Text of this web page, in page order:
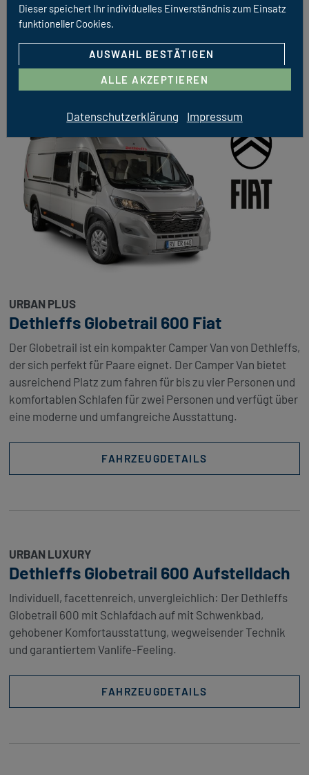
FAHRZEUGDETAILS
URBAN PLUS
Dethleffs Globetrail 600 Fiat
Der Globetrail ist ein kompakter Camper Van von Dethleffs,
der sich perfekt für Paare eignet. Der Camper Van bietet
ausreichend Platz zum fahren für bis zu vier Personen und
komfortablen Schlafen für zwei Personen und verfügt über
eine moderne und umfangreiche Ausstattung.
FAHRZEUGDETAILS
URBAN LUXURY
Dethleffs Globetrail 600 Aufstelldach
Individuell, facettenreich, unvergleichlich: Der Dethleffs
Globetrail 600 mit Schlafdach auf mit Schwenkbad,
gehobener Komfortausstattung, wegweisender Technik
und garantiertem Vanlife-Feeling.
FAHRZEUGDETAILS
Dieser speichert Ihr individuelles Einverständnis zum Einsatz
funktioneller Cookies.
AUSWAHL BESTÄTIGEN
ALLE AKZEPTIEREN
Datenschutzerklärung Impressum